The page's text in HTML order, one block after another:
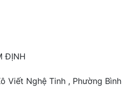
ĐỊNH
Viết Nghệ Tinh , Phường Bình